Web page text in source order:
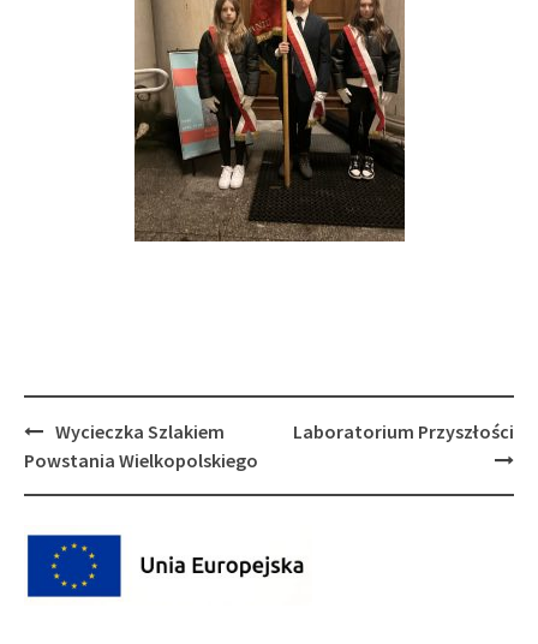
Post
navigation
Wycieczka Szlakiem
Powstania Wielkopolskiego
Laboratorium Przyszłości